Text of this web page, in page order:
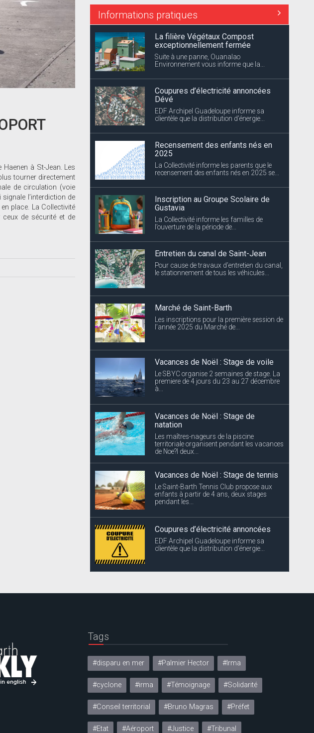
à St-Jean. Les
tourner directement
de circulation (voie
l’interdiction de
place. La Collectivité
de sécurité et de
Informations pratiques
La filière Végétaux Compost
exceptionnellement fermée
Suite à une panne, Ouanalao
Environnement vous informe que la...
Coupures d’électricité annoncées
Dévé
EDF Archipel Guadeloupe informe sa
clientèle que la distribution d’énergie...
Recensement des enfants nés en
2025
La Collectivité informe les parents que le
recensement des enfants nés en 2025 se...
Inscription au Groupe Scolaire de
Gustavia
La Collectivité informe les familles de
l’ouverture de la période de...
Entretien du canal de Saint-Jean
Pour cause de travaux d’entretien du canal,
le stationnement de tous les véhicules...
Marché de Saint-Barth
Les inscriptions pour la première session de
l’année 2025 du Marché de...
Vacances de Noël : Stage de voile
Le SBYC organise 2 semaines de stage. La
premiere de 4 jours du 23 au 27 décembre
à...
Vacances de Noël : Stage de
natation
Les maîtres-nageurs de la piscine
territoriale organisent pendant les vacances
de Noe?l deux...
Vacances de Noël : Stage de tennis
Le Saint-Barth Tennis Club propose aux
enfants à partir de 4 ans, deux stages
pendant les...
Coupures d’électricité annoncées
EDF Archipel Guadeloupe informe sa
clientèle que la distribution d’énergie...
Tags
#disparu en mer #Palmier Hector #Irma
#cyclone #irma #Témoignage #Solidarité
#Conseil territorial #Bruno Magras #Préfet
#Etat #Aéroport #Justice #Tribunal